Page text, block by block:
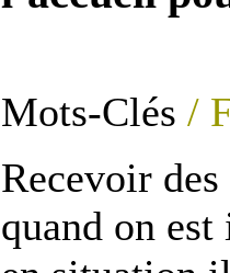
Mots-Clés /
Recevoir
quand on